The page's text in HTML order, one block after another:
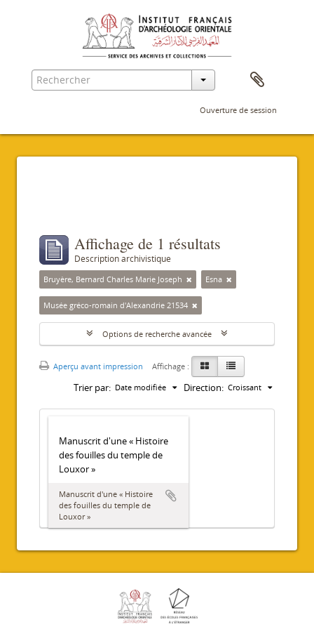
Ouverture de session
Affichage de 1 résultats
Description archivistique
Bruyère, Bernard Charles Marie Joseph Esna
Musée gréco-romain d'Alexandrie 21534
Options de recherche avancée
Aperçu avant impression Affichage :
Trier par: Date modifiée Direction: Croissant
Manuscrit d'une « Histoire
des fouilles du temple de
Louxor »
Manuscrit d'une « Histoire
des fouilles du temple de
Louxor »